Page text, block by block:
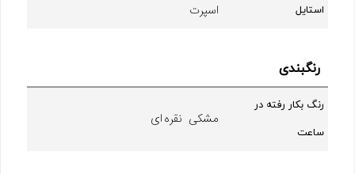
استایل اسپرت
رنگبندی
رنگ بکار رفته در
ساعت
مشکی نقره ای